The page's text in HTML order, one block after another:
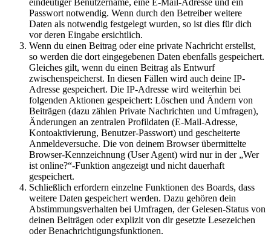
Passwort notwendig. Wenn durch den Betreiber weitere
Daten als notwendig festgelegt wurden, so ist dies für dich
vor deren Eingabe ersichtlich.
Wenn du einen Beitrag oder eine private Nachricht erstellst,
so werden die dort eingegebenen Daten ebenfalls gespeichert.
Gleiches gilt, wenn du einen Beitrag als Entwurf
zwischenspeicherst. In diesen Fällen wird auch deine IP-
Adresse gespeichert. Die IP-Adresse wird weiterhin bei
folgenden Aktionen gespeichert: Löschen und Ändern von
Beiträgen (dazu zählen Private Nachrichten und Umfragen),
Änderungen an zentralen Profildaten (E-Mail-Adresse,
Kontoaktivierung, Benutzer-Passwort) und gescheiterte
Anmeldeversuche. Die von deinem Browser übermittelte
Browser-Kennzeichnung (User Agent) wird nur in der „Wer
ist online?“-Funktion angezeigt und nicht dauerhaft
gespeichert.
Schließlich erfordern einzelne Funktionen des Boards, dass
weitere Daten gespeichert werden. Dazu gehören dein
Abstimmungsverhalten bei Umfragen, der Gelesen-Status von
deinen Beiträgen oder explizit von dir gesetzte Lesezeichen
oder Benachrichtigungsfunktionen.